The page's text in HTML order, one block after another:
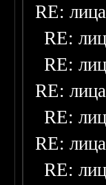
RE:
RE:
RE:
RE:
RE:
RE:
RE: